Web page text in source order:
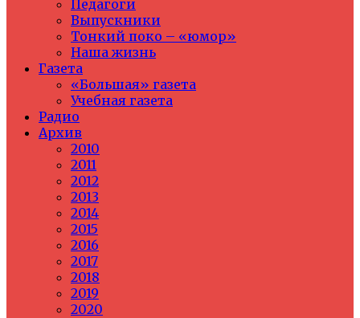
Педагоги
Выпускники
Тонкий поко – «юмор»
Наша жизнь
Газета
«Большая» газета
Учебная газета
Радио
Архив
2010
2011
2012
2013
2014
2015
2016
2017
2018
2019
2020